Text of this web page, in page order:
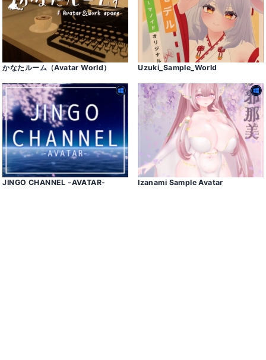
かなたルーム（Avatar World） Uzuki_Sample_World
JINGO CHANNEL -AVATAR- Izanami Sample Avatar